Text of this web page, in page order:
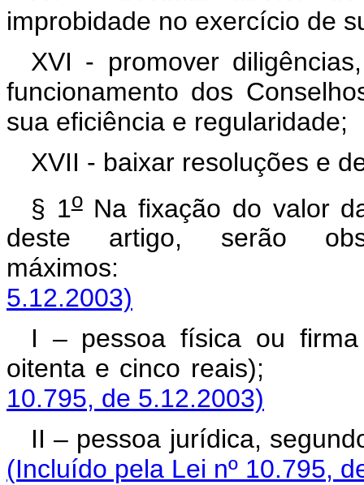
improbidade no exercício de
XVI - promover
funcionamento dos
sua eficiência e regularidade;
XVII - baixar resoluções e
§ 1oNa fixação do valor
deste artigo, serão
5.12.2003)
I – pessoa física ou
oitenta e
10.795, de 5.12.2003)
II – pessoa
(Incluído pela Lei nº 10.795,